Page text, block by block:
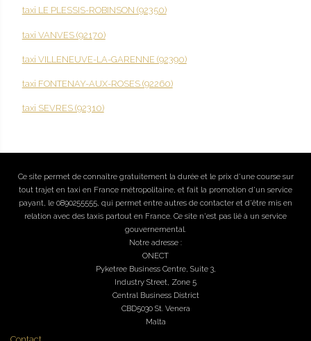
taxi LE PLESSIS-ROBINSON (92350)
taxi VANVES (92170)
taxi VILLENEUVE-LA-GARENNE (92390)
taxi FONTENAY-AUX-ROSES (92260)
taxi SEVRES (92310)
Ce site permet de connaître gratuitement la durée et le prix d'une course sur
tout trajet en taxi en France métropolitaine, et fait la promotion d'un service
payant, le 0890255555, qui permet entre autres de contacter et d'être mis en
relation avec des taxis partout en France. Ce site n'est pas lié à un service
gouvernemental.
Notre adresse :
ONECT
Pyketree Business Centre, Suite 3,
Industry Street, Zone 5
Central Business District
CBD5030 St. Venera
Malta